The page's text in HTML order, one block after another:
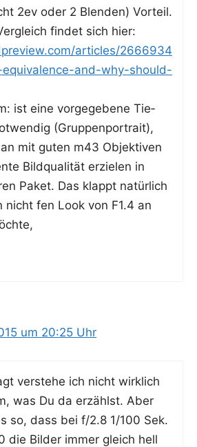
2ev oder 2 Blen­den) Vorteil.
fin­det sich hier:
articles/2666934
and-why-should-
ist eine vor­ge­ge­be­ne Tie­
(Grup­pen­por­trait),
mit guten m43 Objek­ti­ven
Bild­qua­li­tät erzie­len in
Paket. Das klappt natür­lich
nicht fen Look von F1.4 an
um 20:25 Uhr
ver­ste­he ich nicht wirk­lich
was Du da erzählst. Aber
so, dass bei f/2.8 1/100 Sek.
die Bil­der immer gleich hell